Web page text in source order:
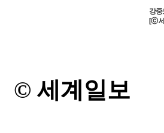
강중
[ⓒ
© 세계일보